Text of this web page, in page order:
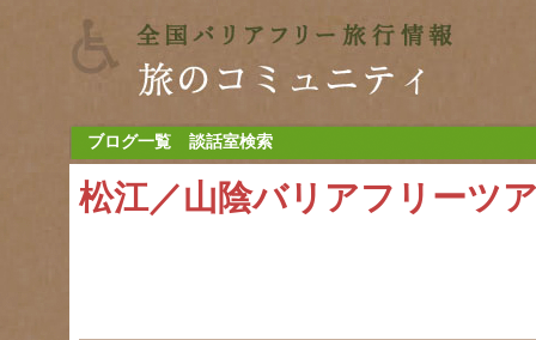
ブログ一覧 談話室検索
松江／山陰バリアフリーツ